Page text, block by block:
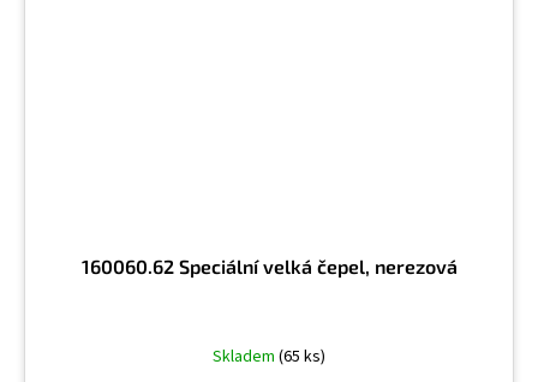
160060.62 Speciální velká čepel, nerezová
Skladem (65 ks)